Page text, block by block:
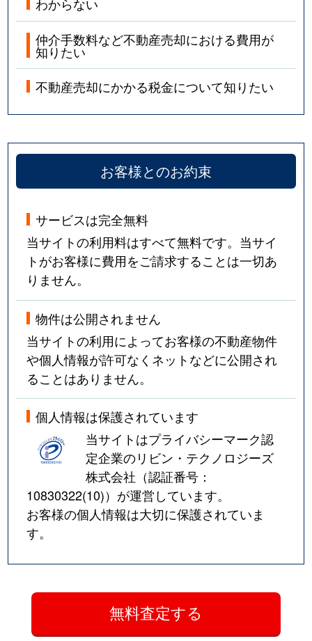
わからない
仲介手数料など不動産売却における費用が
知りたい
不動産売却にかかる税金について知りたい
お客様とのお約束
サービスは完全無料
当サイトの利用料はすべて無料です。当サイ
トがお客様に費用をご請求することは一切あ
りません。
物件は公開されません
当サイトの利用によってお客様の不動産物件
や個人情報が許可なくネットなどに公開され
ることはありません。
個人情報は保護されています
当サイトはプライバシーマーク認
定企業のリビン・テクノロジーズ
株式会社（認証番号：
10830322(10)）が運営しています。
お客様の個人情報は大切に保護されていま
す。